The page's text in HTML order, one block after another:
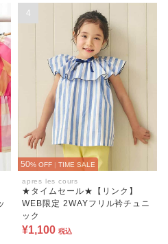
4
50% OFF | TIME SALE
apres les cours
★タイムセール★【リンク】
WEB限定 2WAYフリル衿チュニ
ック
¥1,100 税込